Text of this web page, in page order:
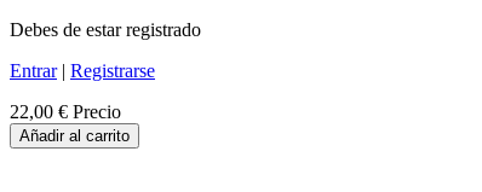
Debes de estar registrado
Entrar| Registrarse
22,00 € Precio
Añadir al carrito